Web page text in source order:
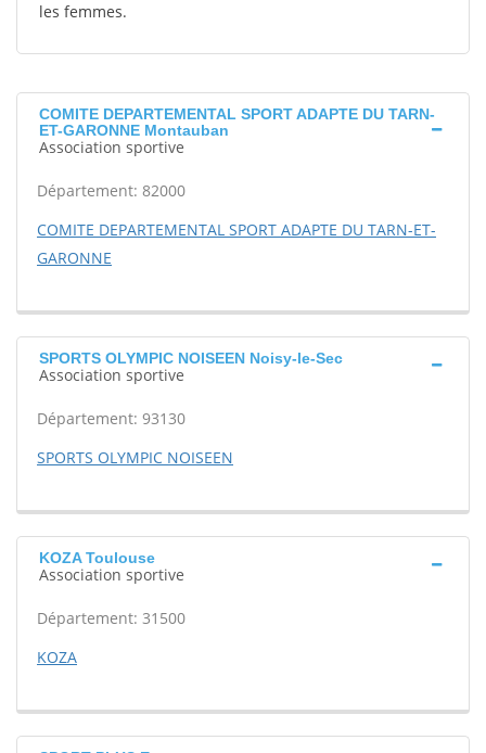
les femmes.
COMITE DEPARTEMENTAL SPORT ADAPTE DU TARN-
ET-GARONNE Montauban
Association sportive
Département: 82000
COMITE DEPARTEMENTAL SPORT ADAPTE DU TARN-ET-
GARONNE
SPORTS OLYMPIC NOISEEN Noisy-le-Sec
Association sportive
Département: 93130
SPORTS OLYMPIC NOISEEN
KOZA Toulouse
Association sportive
Département: 31500
KOZA